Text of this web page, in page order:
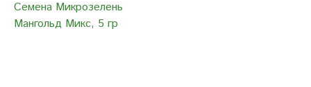
Семена Микрозелень
Мангольд Микс, 5 гр